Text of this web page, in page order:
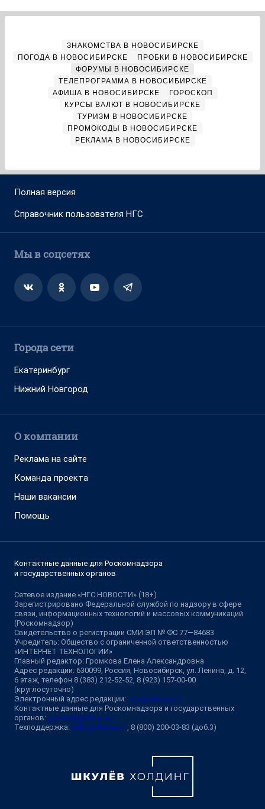
ЗНАКОМСТВА В НОВОСИБИРСКЕ
ПОГОДА В НОВОСИБИРСКЕ
ПРОБКИ В НОВОСИБИРСКЕ
ФОРУМЫ В НОВОСИБИРСКЕ
ТЕЛЕПРОГРАММА В НОВОСИБИРСКЕ
АФИША В НОВОСИБИРСКЕ
ГОРОСКОП
КУРСЫ ВАЛЮТ В НОВОСИБИРСКЕ
ТУРИЗМ В НОВОСИБИРСКЕ
ПРОМОКОДЫ В НОВОСИБИРСКЕ
РЕКЛАМА В НОВОСИБИРСКЕ
Полная версия
Справочник пользователя НГС
Мы в соцсетях
Города сети
Екатеринбург
Нижний Новгород
О компании
Реклама на сайте
Команда проекта
Наши вакансии
Помощь
Контактные данные для Роскомнадзора
и государственных органов
Сетевое издание «НГС.НОВОСТИ» (18+)
Зарегистрировано Федеральной службой по надзору в сфере
связи, информационных технологий и массовых коммуникаций
(Роскомнадзор)
Свидетельство о регистрации СМИ ЭЛ № ФС 77—84683
Учредитель: Общество с ограниченной ответственностью
«ИНТЕРНЕТ ТЕХНОЛОГИИ»
Главный редактор: Громкова Елена Александровна
Адрес редакции: 630099, Россия, Новосибирск, ул. Ленина, д. 12,
6 этаж, телефон 8 (383) 212-52-52, 8 (923) 157-00-00
(круглосуточно)
Электронный адрес редакции: ngs@shkulev.ru
Контактные данные для Роскомнадзора и государственных
органов: juristnsk@shkulev.ru
Техподдержка: help@shkulev.ru, 8 (800) 200-03-83 (доб.3)